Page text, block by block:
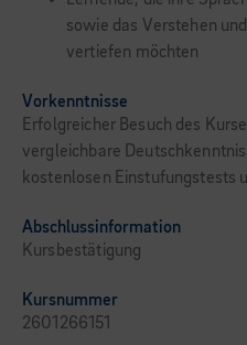
sowie das Verstehen
vertiefen möchten
Vorkenntnisse
Erfolgreicher Besuch des
vergleichbare
kostenlosen Einstufungstests
Abschlussinformation
Kursbestätigung
Kursnummer
2601266151